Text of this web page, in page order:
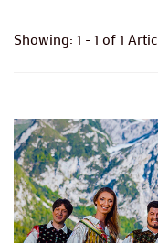
Showing: 1 - 1 of 1